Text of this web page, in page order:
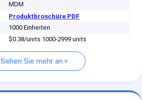
MDM
Produktbroschüre PDF
1000 Einheiten
$0.38/units 1000-2999 units
Sehen Sie mehr an